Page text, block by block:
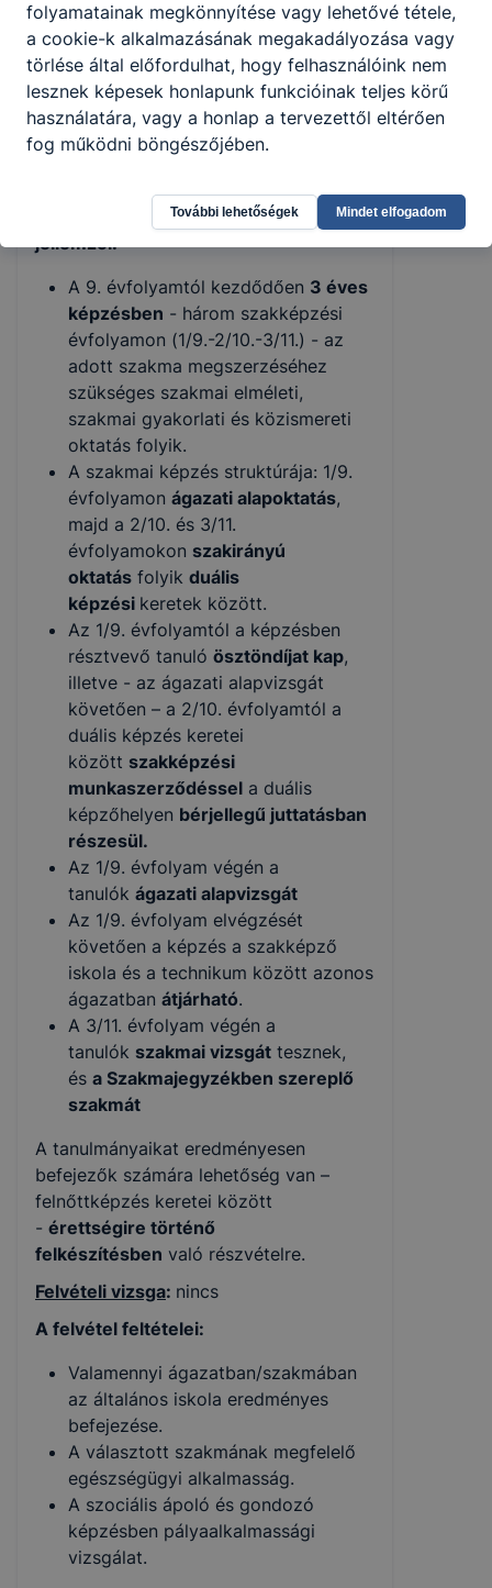
1228
Fa- és
bútoripar
angol,
német
Asztalos . 24
1229
Fa- és
bútoripar
angol,
német
Kárpitos 8
1231
angol,
Szociális ápoló
A szakképző iskolai képzés általános
jellemzői:
A 9. évfolyamtól kezdődően 3 éves
képzésben - három szakképzési
évfolyamon (1/9.-2/10.-3/11.) - az
adott szakma megszerzéséhez
szükséges szakmai elméleti,
szakmai gyakorlati és közismereti
oktatás folyik.
A szakmai képzés struktúrája: 1/9.
évfolyamon ágazati alapoktatás,
majd a 2/10. és 3/11.
évfolyamokon szakirányú
oktatás folyik duális
képzési keretek között.
Az 1/9. évfolyamtól a képzésben
résztvevő tanuló ösztöndíjat kap,
illetve - az ágazati alapvizsgát
követően – a 2/10. évfolyamtól a
duális képzés keretei
között szakképzési
munkaszerződéssel a duális
képzőhelyen bérjellegű juttatásban
részesül.
Az 1/9. évfolyam végén a
tanulók ágazati alapvizsgát
Az 1/9. évfolyam elvégzését
követően a képzés a szakképző
iskola és a technikum között azonos
ágazatban átjárható.
A 3/11. évfolyam végén a
tanulók szakmai vizsgát tesznek,
és a Szakmajegyzékben szereplő
szakmát
A tanulmányaikat eredményesen
befejezők számára lehetőség van –
felnőttképzés keretei között
- érettségire történő
felkészítésben való részvételre.
Felvételi vizsga: nincs
A felvétel feltételei:
Valamennyi ágazatban/szakmában
az általános iskola eredményes
befejezése.
A választott szakmának megfelelő
egészségügyi alkalmasság.
A szociális ápoló és gondozó
képzésben pályaalkalmassági
vizsgálat.
folyamatainak megkönnyítése vagy lehetővé tétele,
a cookie-k alkalmazásának megakadályozása vagy
törlése által előfordulhat, hogy felhasználóink nem
lesznek képesek honlapunk funkcióinak teljes körű
használatára, vagy a honlap a tervezettől eltérően
fog működni böngészőjében.
További lehetőségek Mindet elfogadom